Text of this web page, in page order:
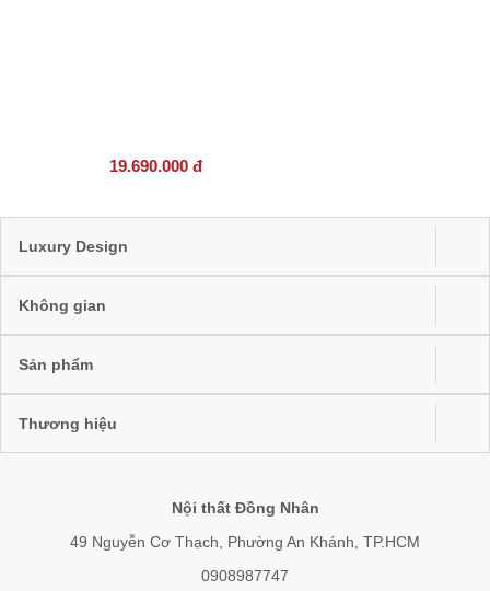
19.690.000 đ
Luxury Design
Không gian
Sản phẩm
Thương hiệu
Nội thất Đồng Nhân
49 Nguyễn Cơ Thạch, Phường An Khánh, TP.HCM
0908987747